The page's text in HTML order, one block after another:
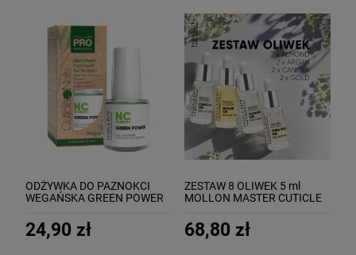
ODŻYWKA DO PAZNOKCI
WEGAŃSKA GREEN POWER
24,90 zł
ZESTAW 8 OLIWEK 5 ml
MOLLON MASTER CUTICLE
68,80 zł